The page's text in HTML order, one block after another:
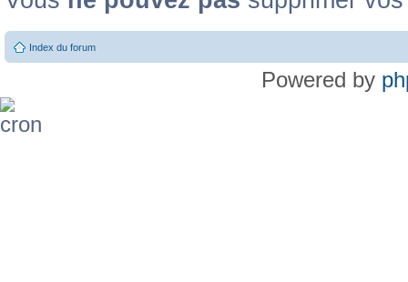
Index du forum
Powered by